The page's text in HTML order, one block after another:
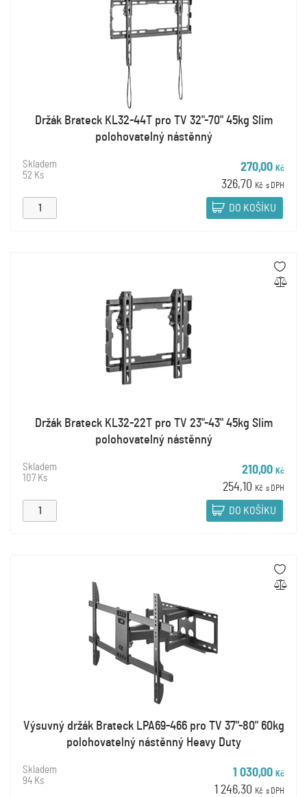
Držák Brateck KL32-44T pro TV 32"-70" 45kg Slim
polohovatelný nástěnný
Skladem
52 Ks
270,00 Kč
326,70 Kč s DPH
DO KOŠÍKU
Držák Brateck KL32-22T pro TV 23"-43" 45kg Slim
polohovatelný nástěnný
Skladem
107 Ks
210,00 Kč
254,10 Kč s DPH
DO KOŠÍKU
Výsuvný držák Brateck LPA69-466 pro TV 37"-80" 60kg
polohovatelný nástěnný Heavy Duty
Skladem
94 Ks
1 030,00 Kč
1 246,30 Kč s DPH